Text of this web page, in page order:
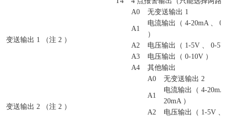
变送输出 1 （注 2 ）
A0 无变送输出 1
A1
电流输出（ 4-20mA 、
）
A2
电压输出（ 1-5V 、 0-5V
A3
电压输出（ 0-10V ）
A4
其他输出
变送输出 2 （注 2 ）
A0 无变送输出 2
A1
电流输出（ 4-20mA
20mA ）
A2
电压输出（ 1-5V 、